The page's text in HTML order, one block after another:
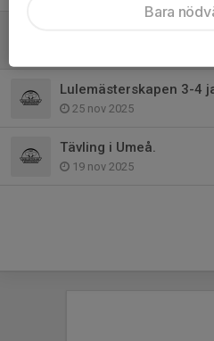
Lulemästerskapen 3-4
25 nov 2025
Tävling i Umeå.
19 nov 2025
Bara